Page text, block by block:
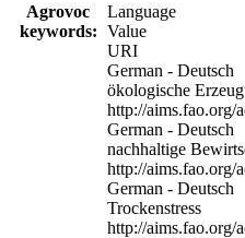
Agrovoc
keywords:
Language
Value
URI
German - Deutsch
ökologische
http://aims.fao.org/
German - Deutsch
nachhaltige
http://aims.fao.org/
German - Deutsch
Trockenstress
http://aims.fao.org/